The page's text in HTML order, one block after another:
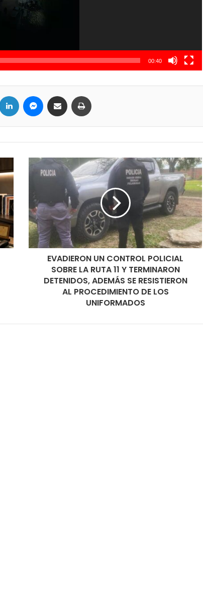
00:40
EVADIERON UN CONTROL POLICIAL
SOBRE LA RUTA 11 Y TERMINARON
DETENIDOS, ADEMÁS SE RESISTIERON
AL PROCEDIMIENTO DE LOS
UNIFORMADOS